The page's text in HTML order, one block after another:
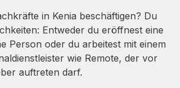
in Kenia beschäftigen? Du
Entweder du eröffnest eine
Person oder du arbeitest mit einem
wie Remote, der vor
auftreten darf.